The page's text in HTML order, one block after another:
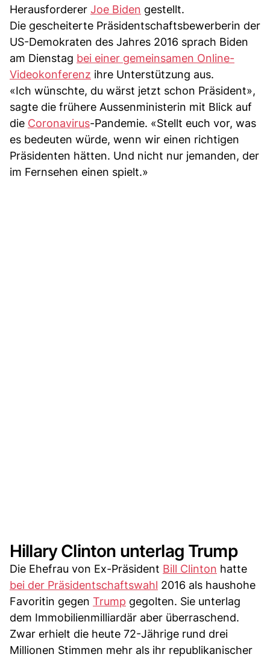
Herausforderer Joe Biden gestellt.
Die gescheiterte Präsidentschaftsbewerberin der
US-Demokraten des Jahres 2016 sprach Biden
am Dienstag bei einer gemeinsamen Online-
Videokonferenz ihre Unterstützung aus.
«Ich wünschte, du wärst jetzt schon Präsident»,
sagte die frühere Aussenministerin mit Blick auf
die Coronavirus-Pandemie. «Stellt euch vor, was
es bedeuten würde, wenn wir einen richtigen
Präsidenten hätten. Und nicht nur jemanden, der
im Fernsehen einen spielt.»
Hillary Clinton unterlag Trump
Die Ehefrau von Ex-Präsident Bill Clinton hatte
bei der Präsidentschaftswahl 2016 als haushohe
Favoritin gegen Trump gegolten. Sie unterlag
dem Immobilienmilliardär aber überraschend.
Zwar erhielt die heute 72-Jährige rund drei
Millionen Stimmen mehr als ihr republikanischer